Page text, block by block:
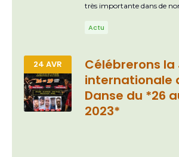
très importante dans de
raconter des histoires,
danse est célébrée chaque
l’honneur de l’anniversaire
Noverre, un danseur et
du XVIIIe siècle considéré
danse moderne. C’est
Actu
24 AVR
Célébrerons la
internationale
Danse du *26
2023*